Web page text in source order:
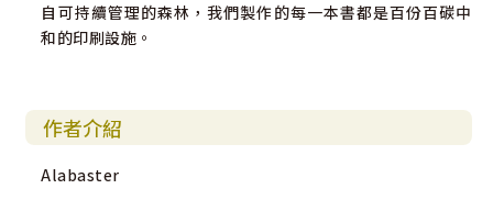
自可持續管理的森林，我們製作的每一本書都是百份百碳中
和的印刷設施。
作者介紹
Alabaster